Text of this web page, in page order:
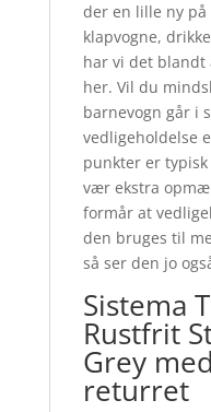
der en lille ny på
klapvogne,
har vi det blandt
her. Vil du
barnevogn går i
vedligeholdelse
punkter er
vær ekstra
formår at
den bruges til
så ser den jo
Sistema
Rustfrit
Grey
returret